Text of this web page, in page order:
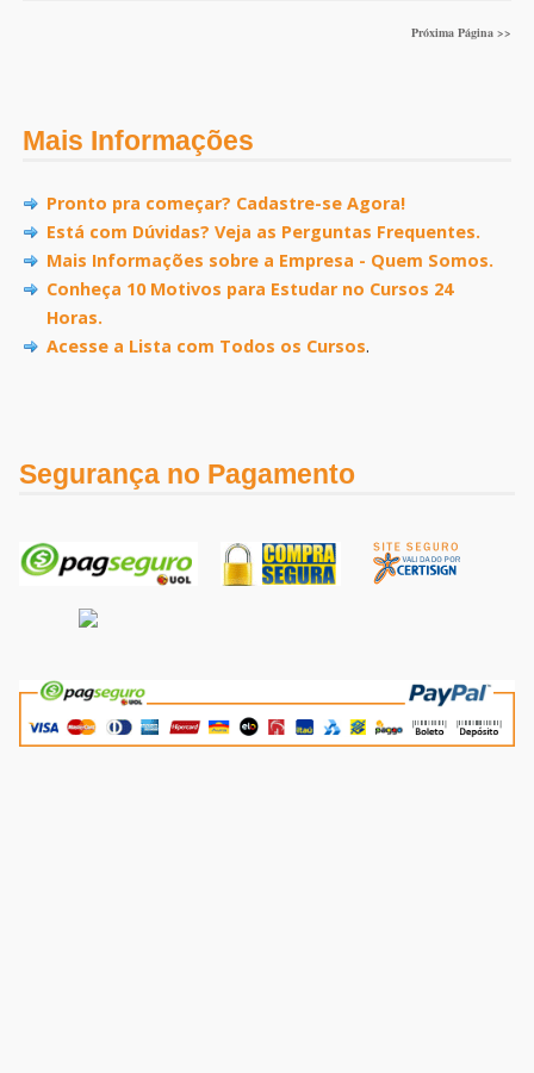
Próxima Página >>
Mais Informações
Pronto pra começar? Cadastre-se Agora!
Está com Dúvidas? Veja as Perguntas Frequentes.
Mais Informações sobre a Empresa - Quem Somos.
Conheça 10 Motivos para Estudar no Cursos 24
Horas.
Acesse a Lista com Todos os Cursos.
Segurança no Pagamento